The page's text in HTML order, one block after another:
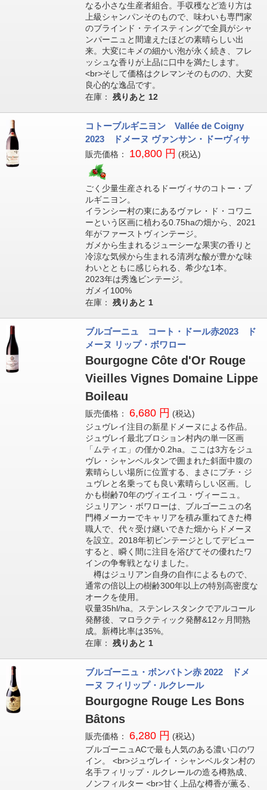
なる小さな生産者組合。手収穫など造り方は
上級シャンパンそのもので、味わいも専門家
のブラインド・テイスティングで全員がシャ
ンパーニュと間違えたほどの素晴らしい出
来。大変にキメの細かい泡が永く続き、フレ
ッシュな香りが上品に口中を満たします。
<br>そして価格はクレマンそのものの、大変
良心的な逸品です。
在庫： 残りあと 12
コトーブルギニヨン Vallée de Coigny
2023 ドメーヌ ヴァンサン・ドーヴィサ
販売価格： 10,800 円 (税込)
ごく少量生産されるドーヴィサのコトー・ブ
ルギニヨン。
イランシー村の東にあるヴァレ・ド・コワニ
ーという区画に植わる0.75haの畑から、2021
年がファーストヴィンテージ。
ガメから生まれるジューシーな果実の香りと
冷涼な気候から生まれる清冽な酸が豊かな味
わいとともに感じられる、希少な1本。
2023年は秀逸ビンテージ。
ガメイ100%
在庫： 残りあと 1
ブルゴーニュ コート・ドール赤2023 ド
メーヌ リップ・ボワロー
Bourgogne Côte d'Or Rouge
Vieilles Vignes Domaine Lippe
Boileau
販売価格： 6,680 円 (税込)
ジュヴレイ注目の新星ドメーヌによる作品。
ジュヴレイ最北ブロション村内の単一区画
「ムティエ」の僅か0.2ha。ここは3方をジュ
ヴレ・シャンベルタンで囲まれた斜面中腹の
素晴らしい場所に位置する、まさにプチ・ジ
ュヴレと名乗っても良い素晴らしい区画。し
かも樹齢70年のヴィエイユ・ヴィーニュ。
ジュリアン・ボワローは、ブルゴーニュの名
門樽メーカーでキャリアを積み重ねてきた樽
職人で、代々受け継いできた畑からドメーヌ
を設立。2018年初ビンテージとしてデビュー
すると、瞬く間に注目を浴びてその優れたワ
インの争奪戦となりました。
樽はジュリアン自身の自作によるもので、
通常の倍以上の樹齢300年以上の特別高密度な
オークを使用。
収量35hl/ha。ステンレスタンクでアルコール
発酵後、マロラクティック発酵&12ヶ月間熟
成。新樽比率は35%。
在庫： 残りあと 1
ブルゴーニュ・ボンバトン赤 2022 ドメ
ーヌ フィリップ・ルクレール
Bourgogne Rouge Les Bons
Bâtons
販売価格： 6,280 円 (税込)
ブルゴーニュACで最も人気のある濃い口のワ
イン。 <br>ジュヴレイ・シャンベルタン村の
名手フィリップ・ルクレールの造る樽熟成、
ノンフィルター <br>甘く上品な樽香が薫る、